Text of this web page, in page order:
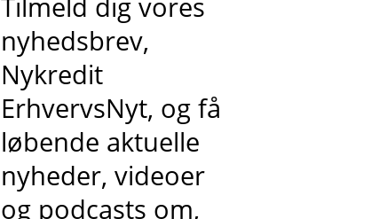
nyhedsbrev,
Nykredit
ErhvervsNyt, og få
løbende aktuelle
nyheder, videoer
og podcasts om,